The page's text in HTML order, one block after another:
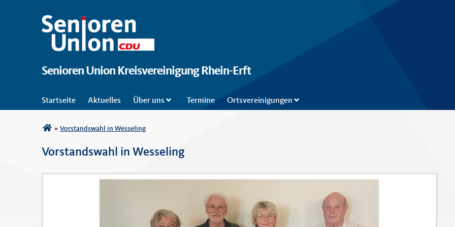
Senioren Union Kreisvereinigung Rhein-Erft
Startseite Aktuelles Über uns Termine Ortsvereinigungen
Sie sind hier
» Vorstandswahl in Wesseling
Vorstandswahl in Wesseling